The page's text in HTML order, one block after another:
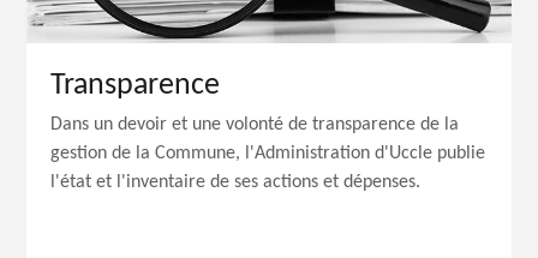
Transparence
Dans un devoir et une volonté de transparence de la
gestion de la Commune, l'Administration d'Uccle publie
l'état et l'inventaire de ses actions et dépenses.